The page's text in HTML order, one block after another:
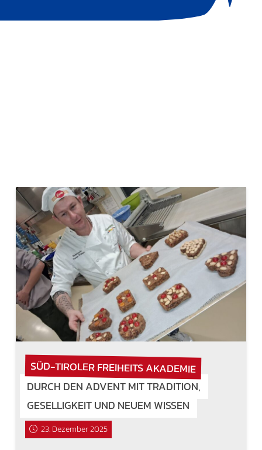
SÜD-TIROLER FREIHEITS AKADEMIE
DURCH DEN ADVENT MIT TRADITION,
GESELLIGKEIT UND NEUEM WISSEN
23. Dezember 2025